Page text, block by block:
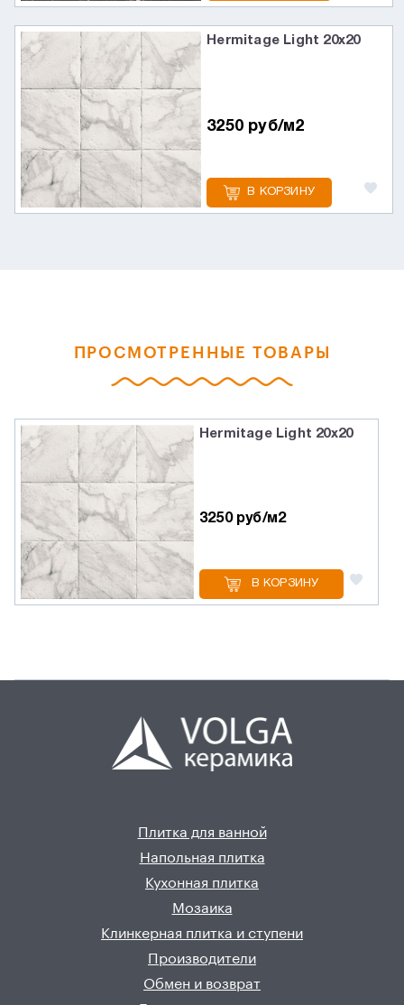
Hermitage Light 20х20
3250 руб/м2
В КОРЗИНУ
ПРОСМОТРЕННЫЕ ТОВАРЫ
Hermitage Light 20х20
3250 руб/м2
В КОРЗИНУ
Плитка для ванной
Напольная плитка
Кухонная плитка
Мозаика
Клинкерная плитка и ступени
Производители
Обмен и возврат